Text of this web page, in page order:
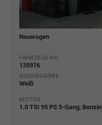
Neuwagen
FAHRZEUG-NR.
135976
AUSSENFARBE
Weiß
MOTOR
1.0 TSI 95 PS 5-Gang, Benzin